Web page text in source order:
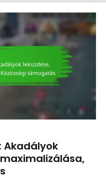
Akadályok